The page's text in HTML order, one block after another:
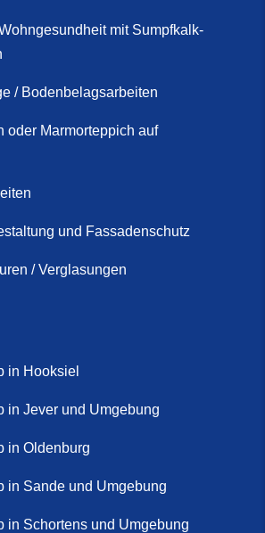
mit Sumpfkalk-
/ Bodenbelagsarbeiten
oder Marmorteppich auf
und Fassadenschutz
/ Verglasungen
in Hooksiel
in Jever und Umgebung
in Oldenburg
in Sande und Umgebung
in Schortens und Umgebung